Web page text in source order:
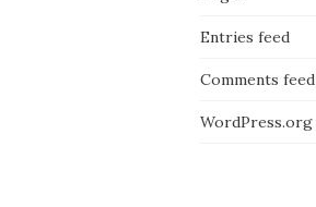
Entries feed
Comments feed
WordPress.org